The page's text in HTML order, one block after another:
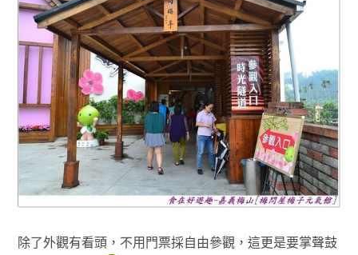
除了外觀有看頭，不用門票採自由參觀，這更是要掌聲鼓